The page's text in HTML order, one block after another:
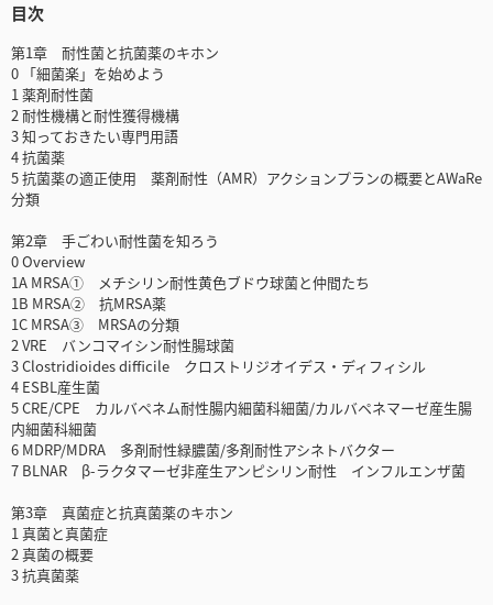
目次
第1章 耐性菌と抗菌薬のキホン
0 「細菌楽」を始めよう
1 薬剤耐性菌
2 耐性機構と耐性獲得機構
3 知っておきたい専門用語
4 抗菌薬
5 抗菌薬の適正使用 薬剤耐性（AMR）アクションプランの概要とAWaRe
分類
第2章 手ごわい耐性菌を知ろう
0 Overview
1A MRSA① メチシリン耐性黄色ブドウ球菌と仲間たち
1B MRSA② 抗MRSA薬
1C MRSA③ MRSAの分類
2 VRE バンコマイシン耐性腸球菌
3 Clostridioides difficile クロストリジオイデス・ディフィシル
4 ESBL産生菌
5 CRE/CPE カルバペネム耐性腸内細菌科細菌/カルバペネマーゼ産生腸
内細菌科細菌
6 MDRP/MDRA 多剤耐性緑膿菌/多剤耐性アシネトバクター
7 BLNAR β-ラクタマーゼ非産生アンピシリン耐性 インフルエンザ菌
第3章 真菌症と抗真菌薬のキホン
1 真菌と真菌症
2 真菌の概要
3 抗真菌薬